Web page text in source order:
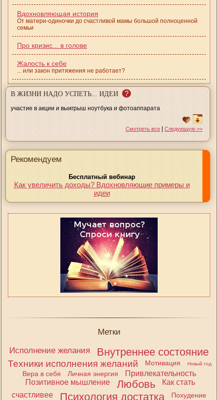
Вдохновляющая история
От матери-одиночки до счастливой мамы большой полноценной
семьи
Про кризис... в голове
Жалость к себе
... или закон притяжения не работает?
В ЖИЗНИ НАДО УСПЕТЬ... ИДЕИ ?
участие в акции и выигрыш ноутбука и фотоаппарата
Смотреть все | Следующую >>
Рекомендуем
Бесплатный вебинар
Как увеличить доходы? Вдохновляющие примеры и
идеи
Метки
Исполнение желания
Внутреннее состояние
Техники исполнения желаний Мотивация Новый год
Вера в себя Личная энергия
Привлекательность
Позитивное мышление
Любовь
Как стать
счастливее
Психология достатка Похудение